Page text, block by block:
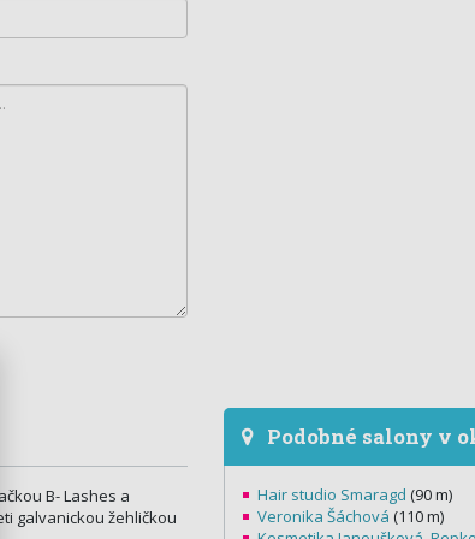
B- Lashes a
galvanickou žehličkou
Podobné salony v
Hair studio Smaragd (90 m)
Veronika Šáchová (110 m)